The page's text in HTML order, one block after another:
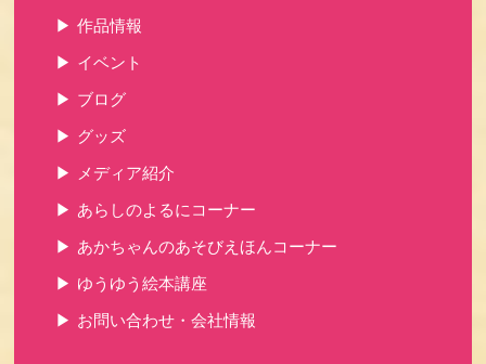
作品情報
イベント
ブログ
グッズ
メディア紹介
あらしのよるにコーナー
あかちゃんのあそびえほんコーナー
ゆうゆう絵本講座
お問い合わせ・会社情報